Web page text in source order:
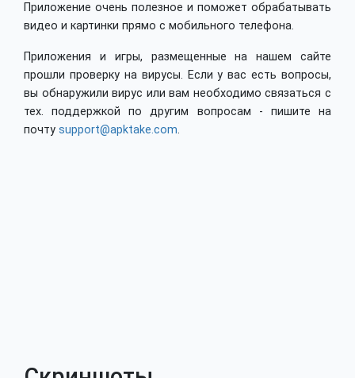
Приложение очень полезное и поможет обрабатывать
видео и картинки прямо с мобильного телефона.
Приложения и игры, размещенные на нашем сайте
прошли проверку на вирусы. Если у вас есть вопросы,
вы обнаружили вирус или вам необходимо связаться с
тех. поддержкой по другим вопросам - пишите на
почту support@apktake.com.